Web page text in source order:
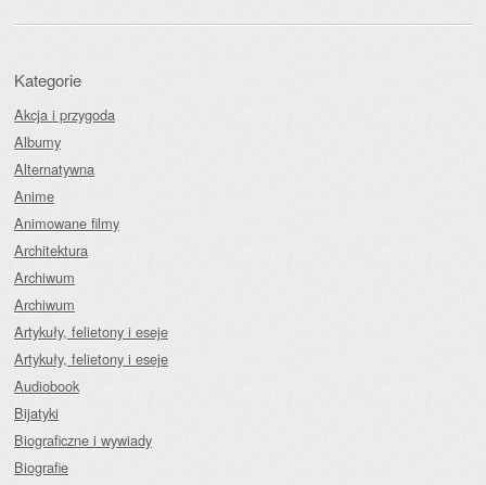
Kategorie
Akcja i przygoda
Albumy
Alternatywna
Anime
Animowane filmy
Architektura
Archiwum
Archiwum
Artykuły, felietony i eseje
Artykuły, felietony i eseje
Audiobook
Bijatyki
Biograficzne i wywiady
Biografie